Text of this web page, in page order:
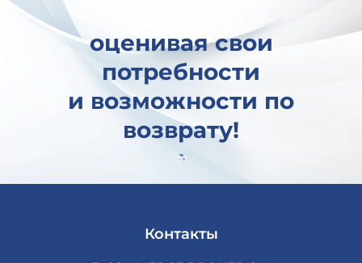
оценивая свои
потребности
и возможности по
возврату!
Контакты